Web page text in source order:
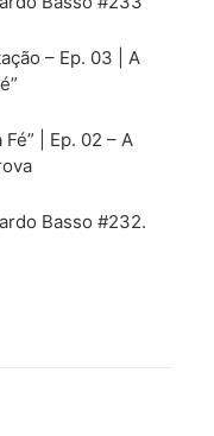
– Ep. 03 | A
| Ep. 02 – A
Basso #232.